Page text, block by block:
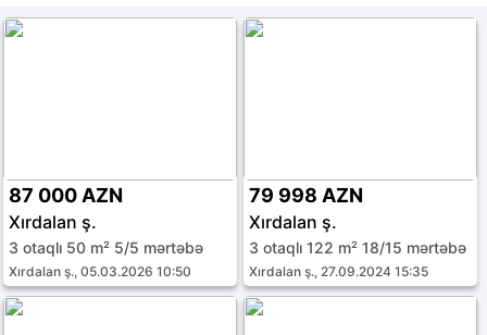
87 000 AZN
Xırdalan ş.
3 otaqlı 50 m² 5/5 mərtəbə
Xırdalan ş., 05.03.2026 10:50
79 998 AZN
Xırdalan ş.
3 otaqlı 122 m² 18/15 mərtəbə
Xırdalan ş., 27.09.2024 15:35